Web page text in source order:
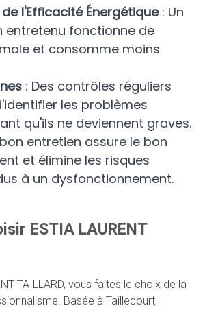
l'Efficacité Énergétique: Un
entretenu fonctionne de
et consomme moins
: Des contrôles réguliers
les problèmes
qu'ils ne deviennent graves.
entretien assure le bon
et élimine les risques
à un dysfonctionnement.
ESTIA LAURENT
TAILLARD, vous faites le choix de la
Basée à Taillecourt,